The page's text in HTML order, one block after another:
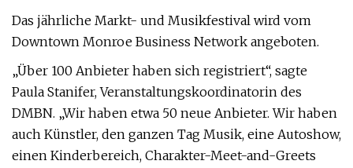
Das jährliche Markt- und Musikfestival wird vom
Downtown Monroe Business Network angeboten.
„Über 100 Anbieter haben sich registriert“, sagte
Paula Stanifer, Veranstaltungskoordinatorin des
DMBN. „Wir haben etwa 50 neue Anbieter. Wir haben
auch Künstler, den ganzen Tag Musik, eine Autoshow,
einen Kinderbereich, Charakter-Meet-and-Greets